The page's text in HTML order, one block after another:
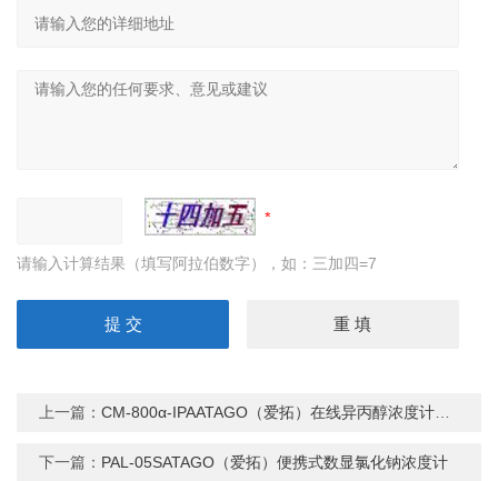
请输入计算结果（填写阿拉伯数字），如：三加四=7
上一篇：CM-800α-IPAATAGO（爱拓）在线异丙醇浓度计传感器
下一篇： PAL-05SATAGO（爱拓）便携式数显氯化钠浓度计